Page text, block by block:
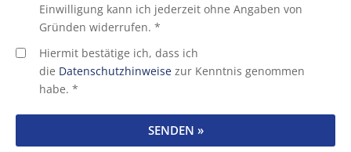
Einwilligung kann ich jederzeit ohne Angaben von
Gründen widerrufen. *
Hiermit bestätige ich, dass ich
die Datenschutzhinweise zur Kenntnis genommen
habe. *
SENDEN »